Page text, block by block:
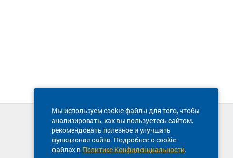
Мы используем cookie-файлы для того, чтобы
анализировать, как вы пользуетесь сайтом,
рекомендовать полезное и улучшать
функционал сайта. Подробнее о cookie-
файлах в Политике Конфиденциальности.
Техническая поддержка сайта
8 800 600-03-38